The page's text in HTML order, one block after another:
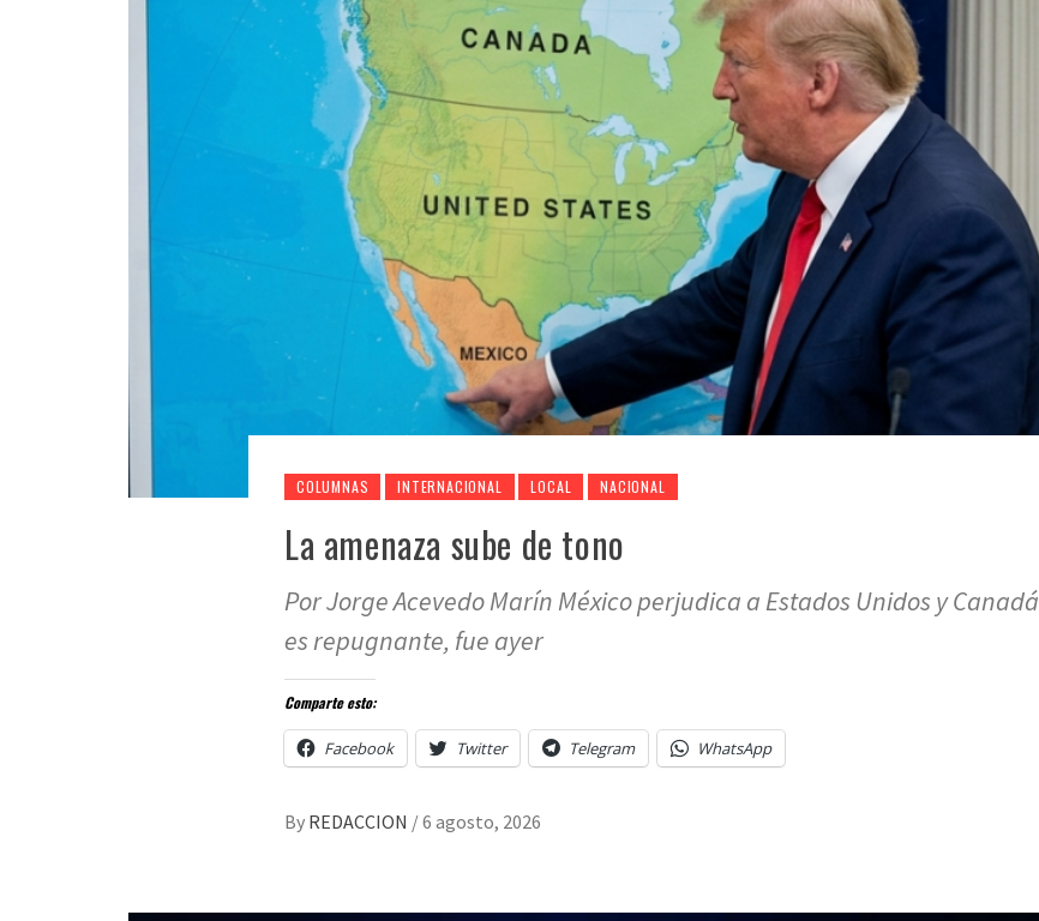
COLUMNAS INTERNACIONAL LOCAL NACIONAL
La amenaza sube de tono
Por Jorge Acevedo Marín México perjudica a Estados Unidos y Canadá
es repugnante, fue ayer
Comparte esto:
Facebook Twitter Telegram WhatsApp
By REDACCION /6 agosto, 2026